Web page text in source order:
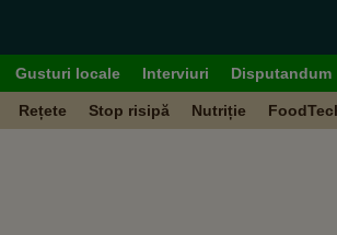
Gusturi locale Interviuri Disputandum
Rețete Stop risipă Nutriție